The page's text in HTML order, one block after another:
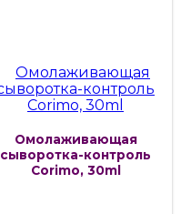
Омолаживающая
сыворотка-контроль
Corimo, 30ml